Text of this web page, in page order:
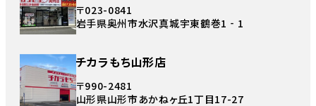
〒023-0841
岩手県奥州市水沢真城宇東鶴巻1‐1
チカラもち山形店
〒990-2481
山形県山形市あかねヶ丘1丁目17-27